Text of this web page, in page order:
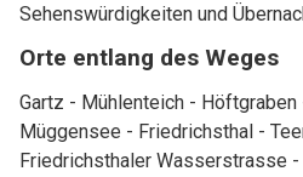
Sehenswürdigkeiten und
Orte entlang des Weges
Gartz - Mühlenteich -
Müggensee - Friedrichsthal -
Friedrichsthaler Wasserstrasse